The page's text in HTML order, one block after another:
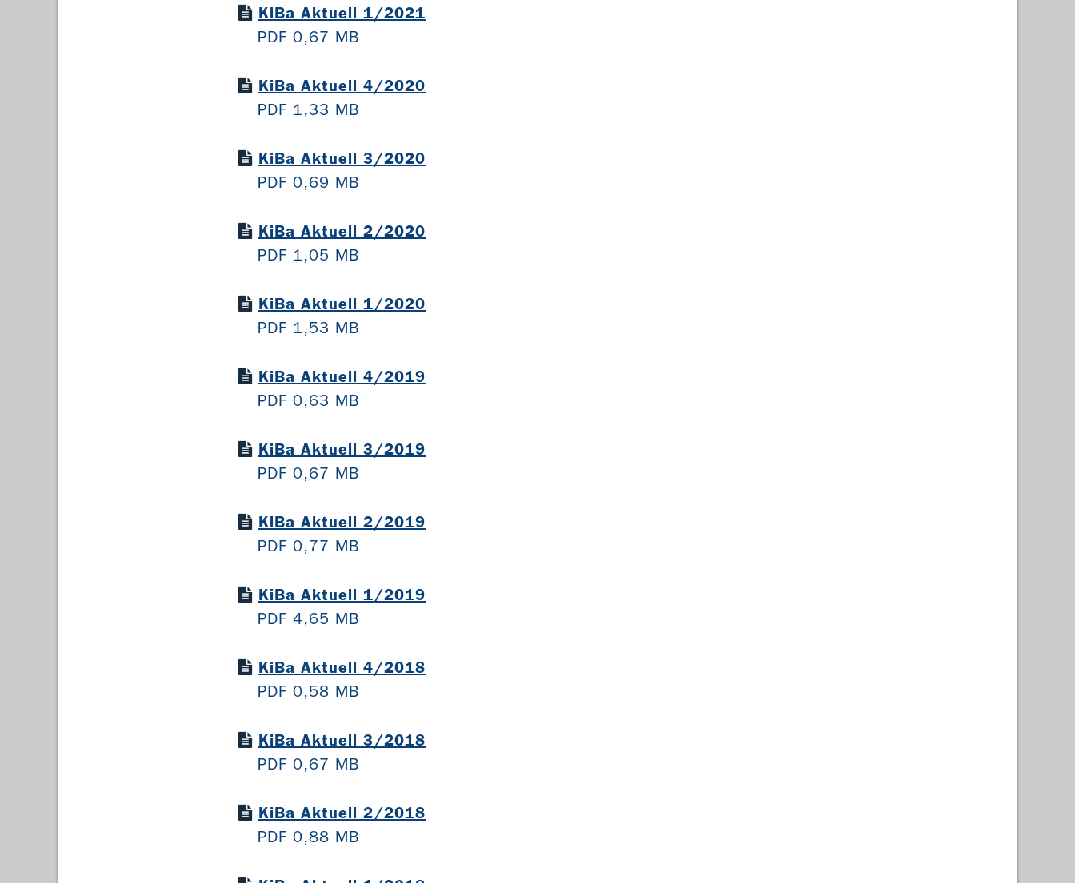
KiBa Aktuell 1/2021
PDF 0,67 MB
KiBa Aktuell 4/2020
PDF 1,33 MB
KiBa Aktuell 3/2020
PDF 0,69 MB
KiBa Aktuell 2/2020
PDF 1,05 MB
KiBa Aktuell 1/2020
PDF 1,53 MB
KiBa Aktuell 4/2019
PDF 0,63 MB
KiBa Aktuell 3/2019
PDF 0,67 MB
KiBa Aktuell 2/2019
PDF 0,77 MB
KiBa Aktuell 1/2019
PDF 4,65 MB
KiBa Aktuell 4/2018
PDF 0,58 MB
KiBa Aktuell 3/2018
PDF 0,67 MB
KiBa Aktuell 2/2018
PDF 0,88 MB